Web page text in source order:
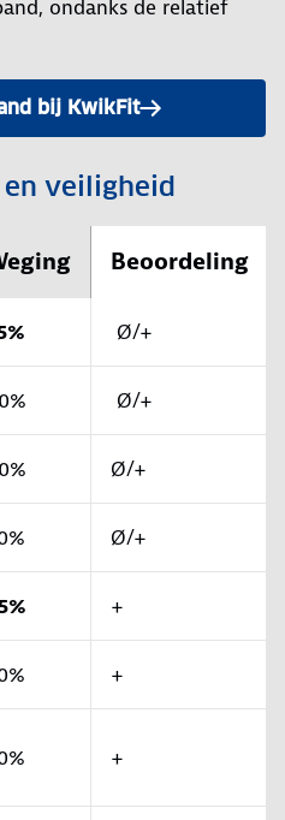
ondanks de relatief
bij KwikFit
en veiligheid
Beoordeling
Ø/+
Ø/+
Ø/+
Ø/+
+
+
+